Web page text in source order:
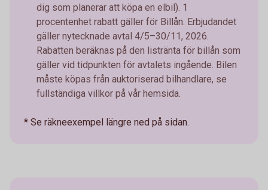
dig som planerar att köpa en elbil). 1
procentenhet rabatt gäller för Billån. Erbjudandet
gäller nytecknade avtal 4/5–30/11, 2026.
Rabatten beräknas på den listränta för billån som
gäller vid tidpunkten för avtalets ingående. Bilen
måste köpas från auktoriserad bilhandlare, se
fullständiga villkor på vår hemsida.
* Se räkneexempel längre ned på sidan.